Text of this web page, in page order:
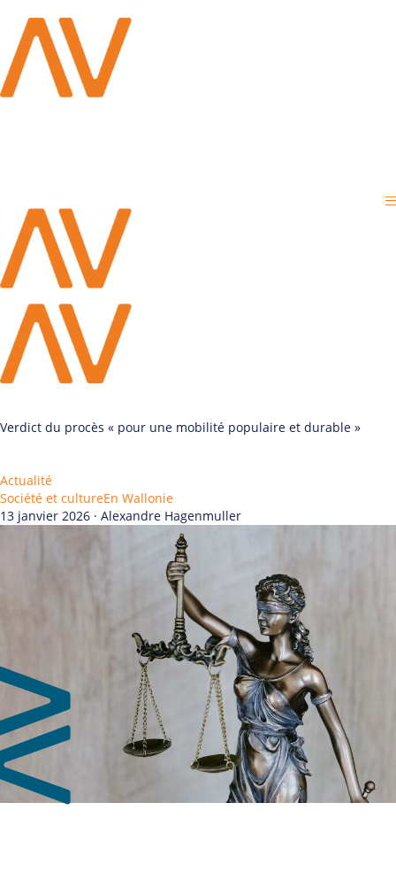
Verdict du procès « pour une mobilité populaire et durable »
Actualité
Société et cultureEn Wallonie
13 janvier 2026 · Alexandre Hagenmuller